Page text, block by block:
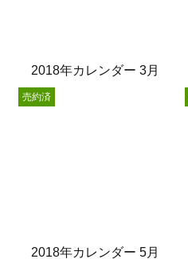
2018年カレンダー 3月
2018年カレンダー 5月
売約済